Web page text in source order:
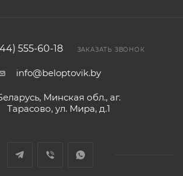
555-60-18 ЗАКАЗАТЬ ЗВОНОК
info@beloptovik.by
Минская обл., аг.
Тарасово, ул. Мира, д.1